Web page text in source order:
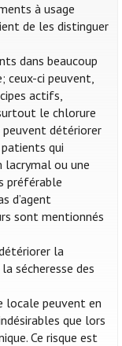
à usage
de les distinguer
dans beaucoup
ceux-ci peuvent,
actifs,
le chlorure
détériorer
qui
ou une
préférable
d’agent
sont mentionnés
la
sécheresse des
locale peuvent en
que lors
Ce risque est